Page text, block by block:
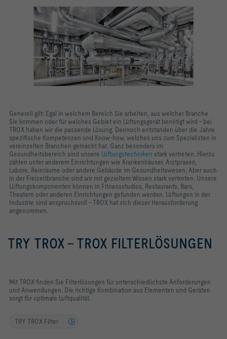
Generell gilt: Egal in welchem Bereich Sie arbeiten, aus welcher Branche
Sie kommen oder für welches Gebiet ein Lüftungsgerät benötigt wird – bei
TROX haben wir die passende Lösung. Dennoch entstanden über die Jahre
spezifische Kompetenzen und Know-how, welches uns zum Spezialisten in
vereinzelten Branchen gemacht hat. Ganz besonders im
Gesundheitsbereich sind unsere Lüftungstechniken stark vertreten. Hierzu
zählen unter anderem Einrichtungen wie Krankenhäuser, Arztpraxen,
Labore, Reinräume oder andere Gebäude im Gesundheitswesen. Aber auch
in der Freizeitbranche sind wir mit gezieltem Wissen stark vertreten. Unsere
Lüftungskomponenten können in Fitnessstudios, Restaurants, Bars,
Theatern oder anderen Einrichtungen gefunden werden. Lüftungen in der
Industrie sind anspruchsvoll – TROX hat sich dieser Herausforderung
angenommen.
TRY TROX - TROX FILTERLÖSUNGEN
Mit TROX finden Sie Filterlösungen für unterschiedlichste Anforderungen
und Anwendungen. Die richtige Kombination aus Elementen und Geräten
sorgt für optimale Luftqualität.
TRY TROX Filter